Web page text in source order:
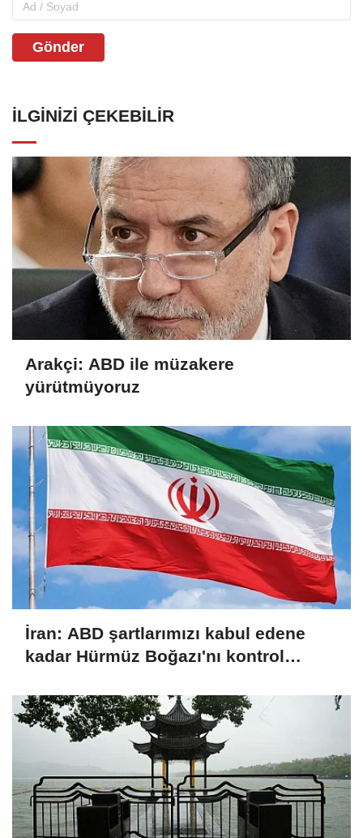
Gönder
İLGINIZI ÇEKEBILIR
Arakçi: ABD ile müzakere
yürütmüyoruz
İran: ABD şartlarımızı kabul edene
kadar Hürmüz Boğazı'nı kontrol